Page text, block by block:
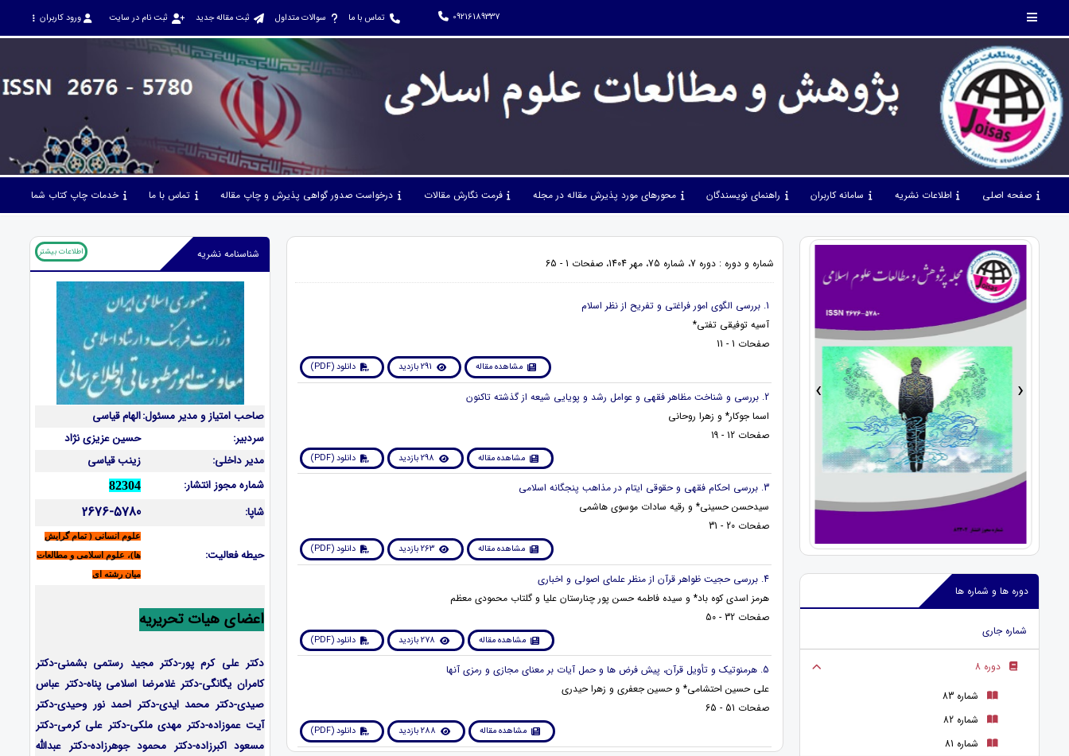
09216189337 تماس با ما سوالات متداول ثبت مقاله جدید ثبت نام در سایت ورود کاربران
صفحه اصلی اطلاعات نشریه سامانه کاربران راهنمای نویسندگان محورهای مورد پذیرش مقاله در مجله فرمت نگارش مقالات درخواست صدور گواهی پذیرش و چاپ مقاله تماس با ما خدمات چاپ کتاب شما
› ‹
دوره ها و شماره ها
شماره جاری
دوره 8
شماره 83
شماره 82
شماره 81
شماره و دوره : دوره 7، شماره 75، مهر 1404، صفحات 1 - 65
1. بررسی الگوی امور فراغتی و تفریح از نظر اسلام
آسیه توفیقی تفتی*
صفحات 1 - 11
مشاهده مقاله 291 بازدید دانلود (PDF)
2. بررسی و شناخت مظاهر فقهی و عوامل رشد و پویایی شیعه از گذشته تاکنون
اسما جوکار* و زهرا روحانی
صفحات 12 - 19
مشاهده مقاله 298 بازدید دانلود (PDF)
3. بررسی احکام فقهی و حقوقی ایتام در مذاهب پنجگانه اسلامی
سیدحسن حسینی* و رقیه سادات موسوی هاشمی
صفحات 20 - 31
مشاهده مقاله 263 بازدید دانلود (PDF)
4. بررسی حجیت ظواهر قرآن از منظر علمای اصولی و اخباری
هرمز اسدی کوه باد* و سیده فاطمه حسن پور چنارستان علیا و گلتاب محمودی معظم
صفحات 32 - 50
مشاهده مقاله 278 بازدید دانلود (PDF)
5. هرمنوتیک و تأویل قرآن، پیش فرض ها و حمل آیات بر معنای مجازی و رمزی آنها
علی حسین احتشامی* و حسین جعفری و زهرا حیدری
صفحات 51 - 65
مشاهده مقاله 288 بازدید دانلود (PDF)
شناسنامه نشریه اطلاعات بیشتر
صاحب امتیاز و مدیر مسئول:الهام قیاسی
سردبیر:
حسین عزیزی نژاد
مدیر داخلی:
زینب قیاسی
شماره مجوز انتشار:
82304
شاپا: 2676-5780
حیطه فعالیت:
علوم انسانی ( تمام گرایش
ها)، علوم اسلامی و مطالعات
میان رشته ای
اعضای هیات تحریریه
دکتر علی کرم پور-دکتر مجید رستمی بشمنی-دکتر
کامران یگانگی-دکتر غلامرضا اسلامی پناه-دکتر عباس
صیدی-دکتر محمد ایدی-دکتر احمد نور وحیدی-دکتر
آیت عموزاده-دکتر مهدی ملکی-دکتر علی کرمی-دکتر
مسعود اکبرزاده-دکتر محمود جوهرزاده-دکتر عبدالله